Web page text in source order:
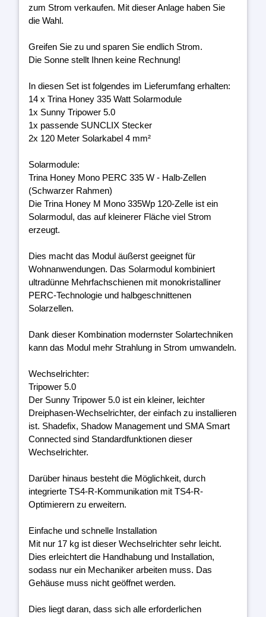
zum Strom verkaufen. Mit dieser Anlage haben Sie
die Wahl.
Greifen Sie zu und sparen Sie endlich Strom.
Die Sonne stellt Ihnen keine Rechnung!
In diesen Set ist folgendes im Lieferumfang erhalten:
14 x Trina Honey 335 Watt Solarmodule
1x Sunny Tripower 5.0
1x passende SUNCLIX Stecker
2x 120 Meter Solarkabel 4 mm²
Solarmodule:
Trina Honey Mono PERC 335 W - Halb-Zellen
(Schwarzer Rahmen)
Die Trina Honey M Mono 335Wp 120-Zelle ist ein
Solarmodul, das auf kleinerer Fläche viel Strom
erzeugt.
Dies macht das Modul äußerst geeignet für
Wohnanwendungen. Das Solarmodul kombiniert
ultradünne Mehrfachschienen mit monokristalliner
PERC-Technologie und halbgeschnittenen
Solarzellen.
Dank dieser Kombination modernster Solartechniken
kann das Modul mehr Strahlung in Strom umwandeln.
Wechselrichter:
Tripower 5.0
Der Sunny Tripower 5.0 ist ein kleiner, leichter
Dreiphasen-Wechselrichter, der einfach zu installieren
ist. Shadefix, Shadow Management und SMA Smart
Connected sind Standardfunktionen dieser
Wechselrichter.
Darüber hinaus besteht die Möglichkeit, durch
integrierte TS4-R-Kommunikation mit TS4-R-
Optimierern zu erweitern.
Einfache und schnelle Installation
Mit nur 17 kg ist dieser Wechselrichter sehr leicht.
Dies erleichtert die Handhabung und Installation,
sodass nur ein Mechaniker arbeiten muss. Das
Gehäuse muss nicht geöffnet werden.
Dies liegt daran, dass sich alle erforderlichen